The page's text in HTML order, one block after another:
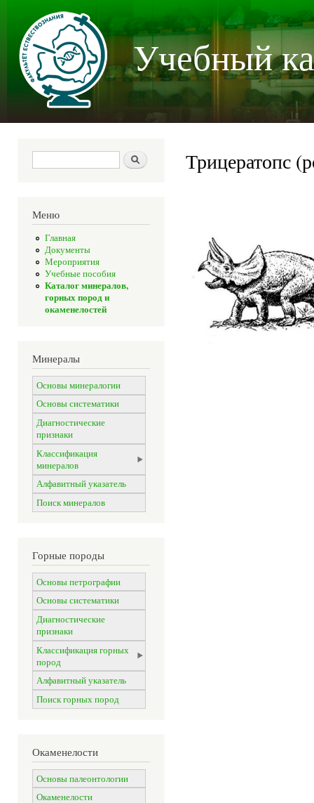
Учебный
Форма поиска Поиск
Меню
Главная
Документы
Мероприятия
Учебные пособия
Каталог минералов,
горных пород и
окаменелостей
Минералы
Основы минералогии
Основы систематики
Диагностические
признаки
Классификация
минералов
Алфавитный указатель
Поиск минералов
Горные породы
Основы петрографии
Основы систематики
Диагностические
признаки
Классификация горных
пород
Алфавитный указатель
Поиск горных пород
Окаменелости
Основы палеонтологии
Окаменелости
Трицератопс